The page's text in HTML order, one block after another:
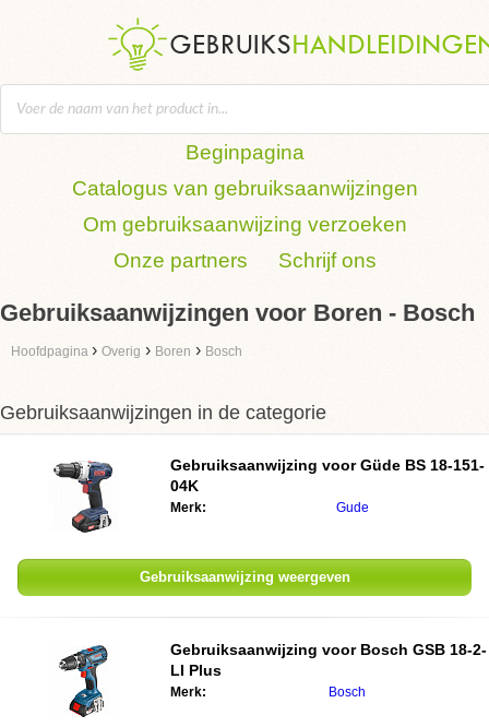
Beginpagina
Catalogus van gebruiksaanwijzingen
Om gebruiksaanwijzing verzoeken
Onze partners
Schrijf ons
Gebruiksaanwijzingen voor Boren - Bosch
Hoofdpagina › Overig › Boren › Bosch
Gebruiksaanwijzingen in de categorie
Gebruiksaanwijzing voorGüde BS 18-151-
04K
Merk: Gude
Gebruiksaanwijzing weergeven
Gebruiksaanwijzing voor Bosch GSB 18-2-
LI Plus
Merk: Bosch